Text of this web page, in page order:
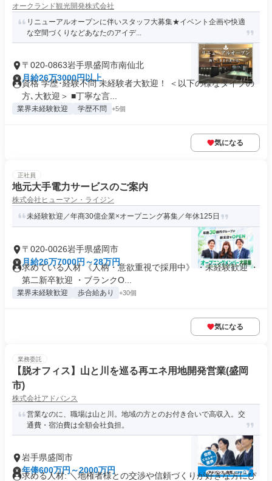
オークランド観光開発株式会社
リニューアルオープンに伴いスタッフ大募集★イベント企画や快適
な空間づくりなどあなたのアイデ...
〒020-0863岩手県盛岡市南仙北
月給26万3000円以上
資格 学歴･経験不問 未経験者大歓迎！ ＜以下の様なタイプの
方､大歓迎＞ ■丁寧な言...
業界未経験歓迎 学歴不問 +5個
気になる
正社員
地元大手電力サービスのご案内
株式会社ヒューマン・ライジン
未経験歓迎／年商30億企業×オープニング募集／年休125日
〒020-0026岩手県盛岡市
月給26万7000円～28万円
求めている人材 《人柄・意欲重視で採用中》 ・未経験歓迎 ・
第二新卒歓迎 ・ブランクO...
業界未経験歓迎 歩合給あり +30個
気になる
業務委託
【脱オフィス】山と川を巡る再エネ用地開発営業(盛岡
市)
株式会社アドバンス
営業なのに、職場は山と川。地域の方とのお付き合いで高収入。交
通費・宿泊費は全額会社負担。
岩手県盛岡市
年俸600万円～2000万円
求める人材: ＼地権者様との交渉や信頼づくりが好きな方にぴ